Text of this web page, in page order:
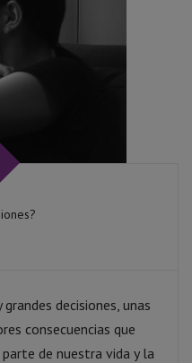
decisiones, unas
consecuencias que
de nuestra vida y la